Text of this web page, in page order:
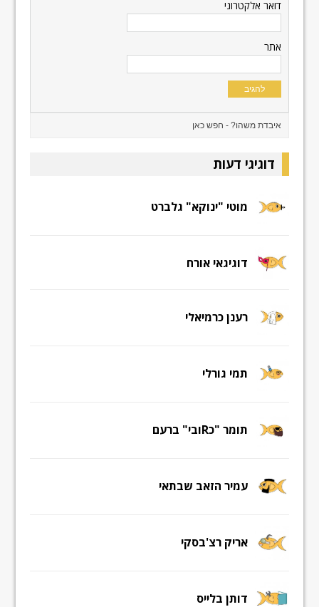
דואר אלקטרוני
אתר
דוגיגי דעות
מוטי "ינוקא" גלברט
דוגיגאי אורח
רענן כרמיאלי
תמי גורלי
תומר "כRובי" ברעם
עמיר הזאב שבתאי
אריק רצ'בסקי
דותן בלייס